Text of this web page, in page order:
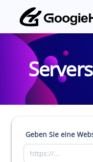
Geben Sie eine